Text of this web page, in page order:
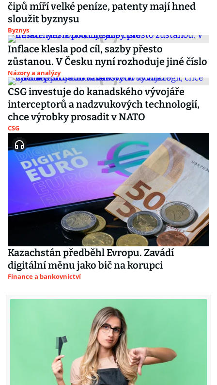
čipů míří velké peníze, patenty mají hned
sloužit byznysu
Byznys
Inflace klesla pod cíl, sazby přesto
zůstanou. V Česku nyní rozhoduje jiné číslo
Názory a analýzy
CSG investuje do kanadského vývojáře
interceptorů a nadzvukových technologií,
chce výrobky prosadit v NATO
CSG
Kazachstán předběhl Evropu. Zavádí
digitální měnu jako bič na korupci
Finance a bankovnictví